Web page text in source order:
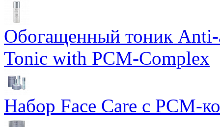
Обогащенный тоник Anti-
Tonic with PCM-Complex
Набор Face Care с PCM-